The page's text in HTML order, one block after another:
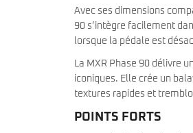
Avec ses dimensions
90 s’intègre facilement
lorsque la pédale est
La MXR Phase 90 délivre
iconiques. Elle crée un
textures rapides et
POINTS FORTS